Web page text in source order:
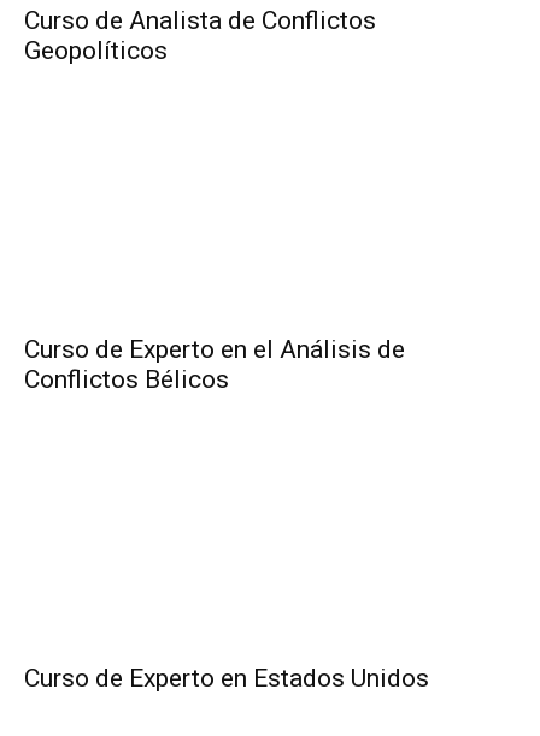
Curso de Analista de Conflictos
Geopolíticos
Curso de Experto en el Análisis de
Conflictos Bélicos
Curso de Experto en Estados Unidos